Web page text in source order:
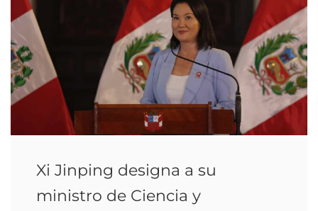
Xi Jinping designa a su
ministro de Ciencia y